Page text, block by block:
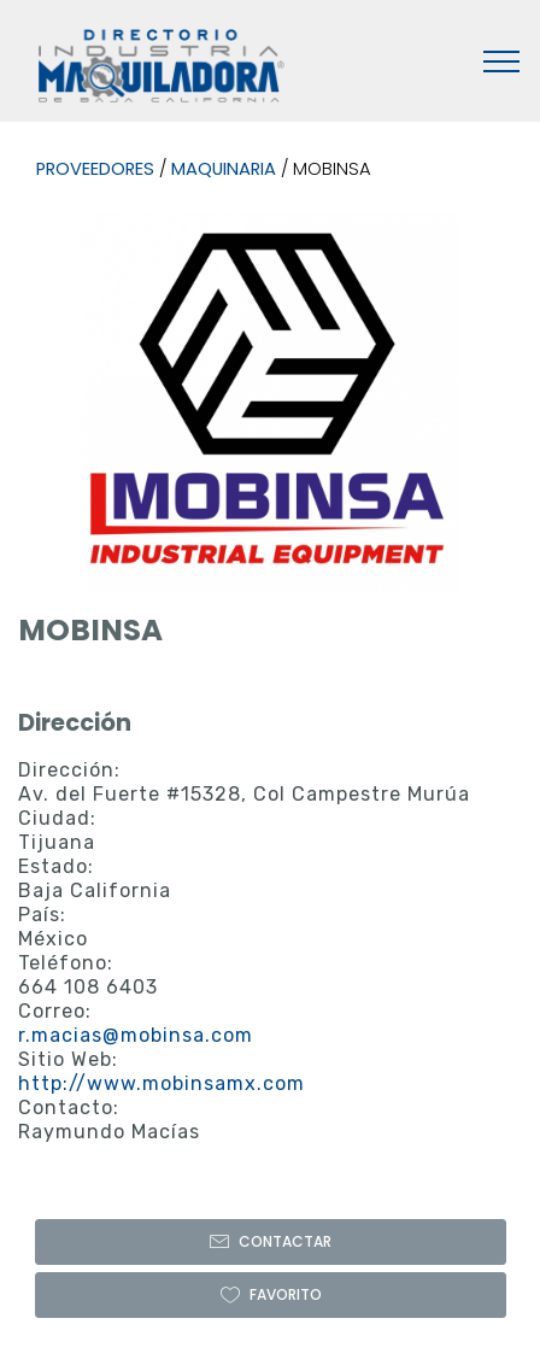
PROVEEDORES / MAQUINARIA / MOBINSA
MOBINSA
Dirección
Dirección:
Av. del Fuerte #15328, Col Campestre Murúa
Ciudad:
Tijuana
Estado:
Baja California
País:
México
Teléfono:
664 108 6403
Correo:
r.macias@mobinsa.com
Sitio Web:
http://www.mobinsamx.com
Contacto:
Raymundo Macías
CONTACTAR
FAVORITO